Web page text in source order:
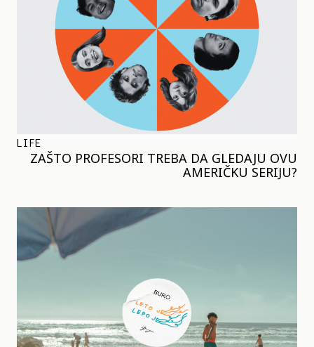
LIFE
ZAŠTO PROFESORI TREBA DA GLEDAJU OVU
AMERIČKU SERIJU?